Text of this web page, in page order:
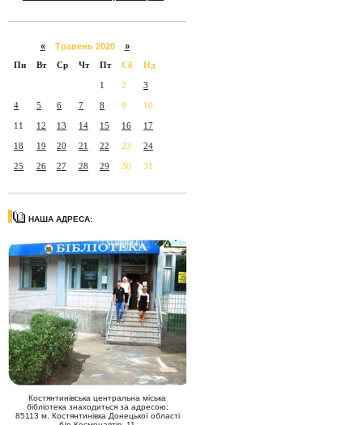
«Травень 2020 »
Пн
Вт Ср Чт Пт Сб Нд
1 2 3
4 5 6 7 8 9 10
11 12 13 14 15 16 17
18 19 20 21 22 23 24
25 26 27 28 29 30 31
НАША АДРЕСА:
Костянтинівська центральна міська
бібліотека знаходиться за адресою:
85113 м. Костянтинівка Донецької області